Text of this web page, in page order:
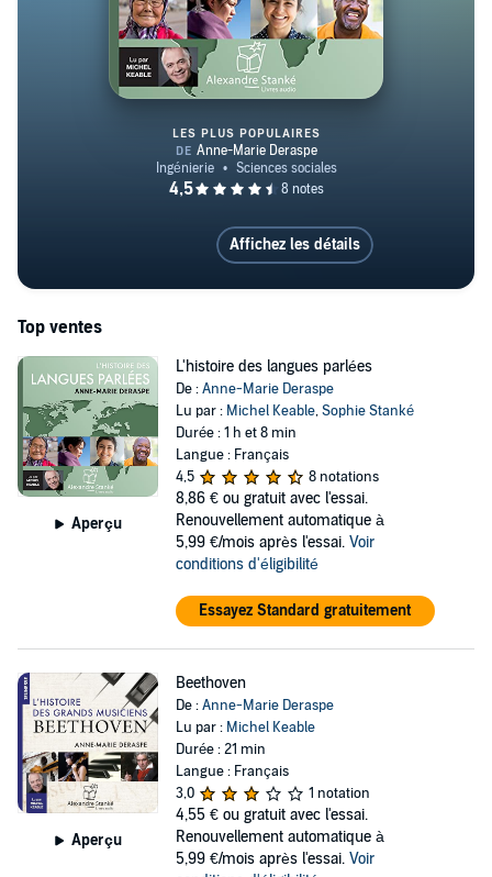
L'histoire des langues parlées
LES PLUS POPULAIRES
Affichez les détails
Top ventes
Aperçu
L'histoire des langues parlées
De :Anne-Marie Deraspe
Lu par : Michel Keable,Sophie Stanké
Durée : 1 h et 8 min
Langue : Français
4,5
8 notations
8,86 € ou gratuit avec l'essai.
Renouvellement automatique à
5,99 €/mois après l'essai. Voir
conditions d'éligibilité
Essayez Standard gratuitement
Aperçu
Beethoven
De :Anne-Marie Deraspe
Lu par : Michel Keable
Durée : 21 min
Langue : Français
3,0
1 notation
4,55 € ou gratuit avec l'essai.
Renouvellement automatique à
5,99 €/mois après l'essai. Voir